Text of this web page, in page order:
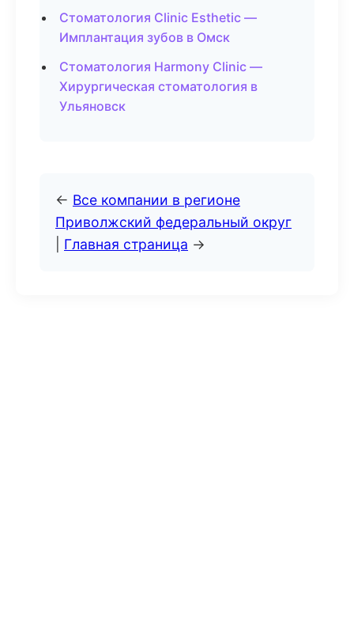
Стоматология Clinic Esthetic —
Имплантация зубов в Омск
Стоматология Harmony Clinic —
Хирургическая стоматология в
Ульяновск
← Все компании в регионе
Приволжский федеральный округ
Главная страница →